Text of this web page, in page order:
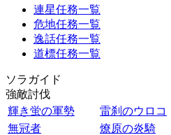
連星任務一覧
危地任務一覧
逸話任務一覧
道標任務一覧
ソラガイド
強敵討伐
輝き蛍の軍勢
雷刹のウロコ
無冠者
燎原の炎騎